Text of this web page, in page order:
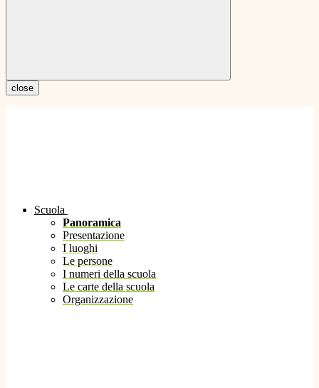
close
Scuola
Panoramica
Presentazione
I luoghi
Le persone
I numeri della scuola
Le carte della scuola
Organizzazione